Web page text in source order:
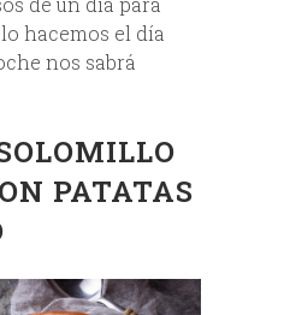
hacemos el día
nos sabrá
PATATAS